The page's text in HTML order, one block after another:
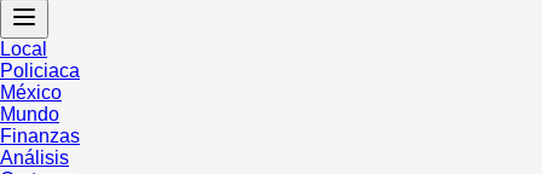
Local
Policiaca
México
Mundo
Finanzas
Análisis